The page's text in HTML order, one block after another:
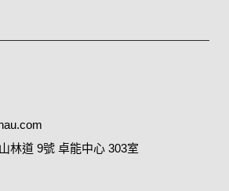
林道 9號 卓能中心 303室